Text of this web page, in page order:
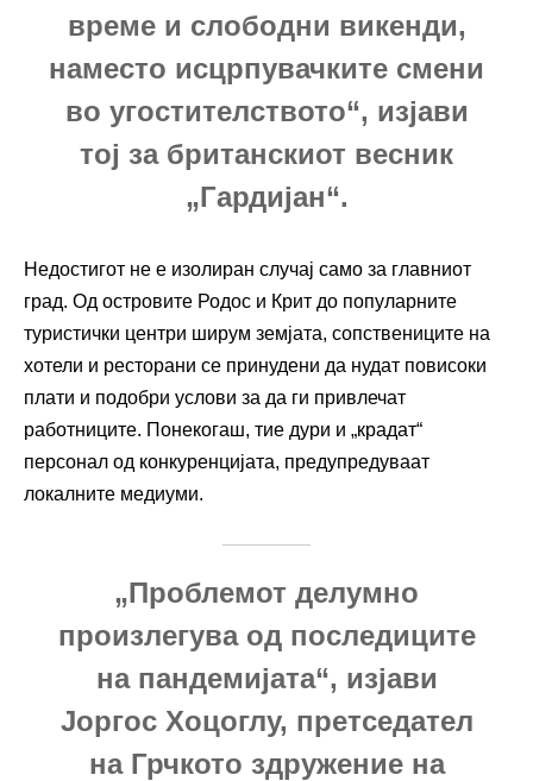
време и слободни викенди,
наместо исцрпувачките смени
во угостителството“, изјави
тој за британскиот весник
„Гардијан“.
Недостигот не е изолиран случај само за главниот
град. Од островите Родос и Крит до популарните
туристички центри ширум земјата, сопствениците на
хотели и ресторани се принудени да нудат повисоки
плати и подобри услови за да ги привлечат
работниците. Понекогаш, тие дури и „крадат“
персонал од конкуренцијата, предупредуваат
локалните медиуми.
„Проблемот делумно
произлегува од последиците
на пандемијата“, изјави
Јоргос Хоцоглу, претседател
на Грчкото здружение на